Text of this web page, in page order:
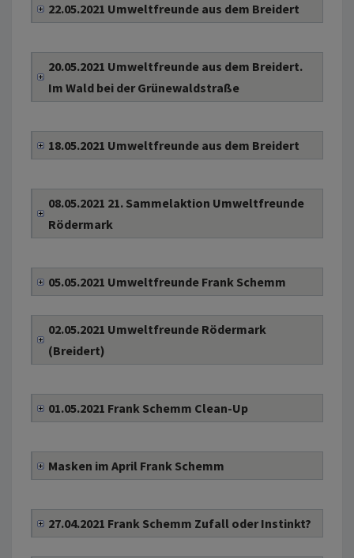
22.05.2021 Umweltfreunde aus dem Breidert
20.05.2021 Umweltfreunde aus dem Breidert.
Im Wald bei der Grünewaldstraße
18.05.2021 Umweltfreunde aus dem Breidert
08.05.2021 21. Sammelaktion Umweltfreunde
Rödermark
05.05.2021 Umweltfreunde Frank Schemm
02.05.2021 Umweltfreunde Rödermark
(Breidert)
01.05.2021 Frank Schemm Clean-Up
Masken im April Frank Schemm
27.04.2021 Frank Schemm Zufall oder Instinkt?